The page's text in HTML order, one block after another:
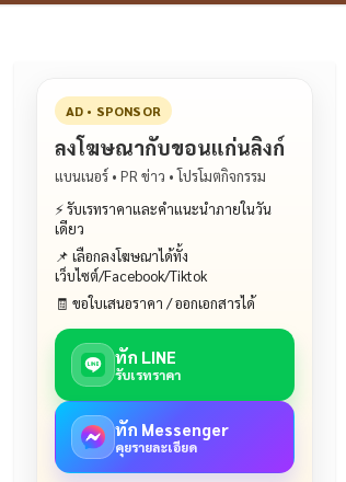
AD • SPONSOR
ลงโฆษณากับขอนแก่นลิงก์
แบนเนอร์ • PR ข่าว • โปรโมตกิจกรรม
⚡ รับเรทราคาและคำแนะนำภายในวัน
เดียว
📌 เลือกลงโฆษณาได้ทั้ง
เว็บไซต์/Facebook/Tiktok
🧾 ขอใบเสนอราคา / ออกเอกสารได้
ทัก LINE
รับเรทราคา
ทัก Messenger
คุยรายละเอียด